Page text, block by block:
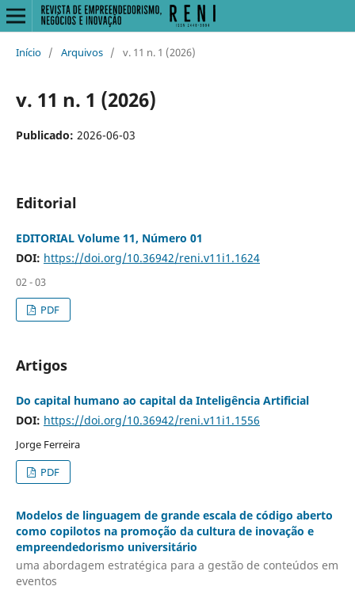
Início / Arquivos / v. 11 n. 1 (2026)
v. 11 n. 1 (2026)
Publicado: 2026-06-03
Editorial
EDITORIAL Volume 11, Número 01
DOI: https://doi.org/10.36942/reni.v11i1.1624
02 - 03
PDF
Artigos
Do capital humano ao capital da Inteligência Artificial
DOI: https://doi.org/10.36942/reni.v11i1.1556
Jorge Ferreira
PDF
Modelos de linguagem de grande escala de código aberto
como copilotos na promoção da cultura de inovação e
empreendedorismo universitário
uma abordagem estratégica para a gestão de conteúdos em
eventos